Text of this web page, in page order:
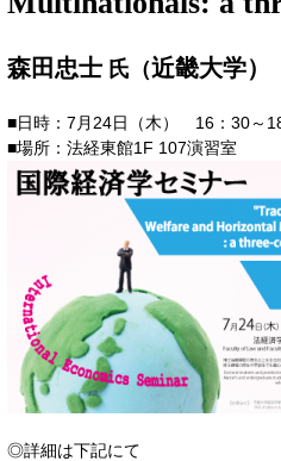
森田忠士 氏（近畿大学）
■日時：7月24日（木） 16：30～
■場所：法経東館1F 107演習室
◎詳細は下記にて